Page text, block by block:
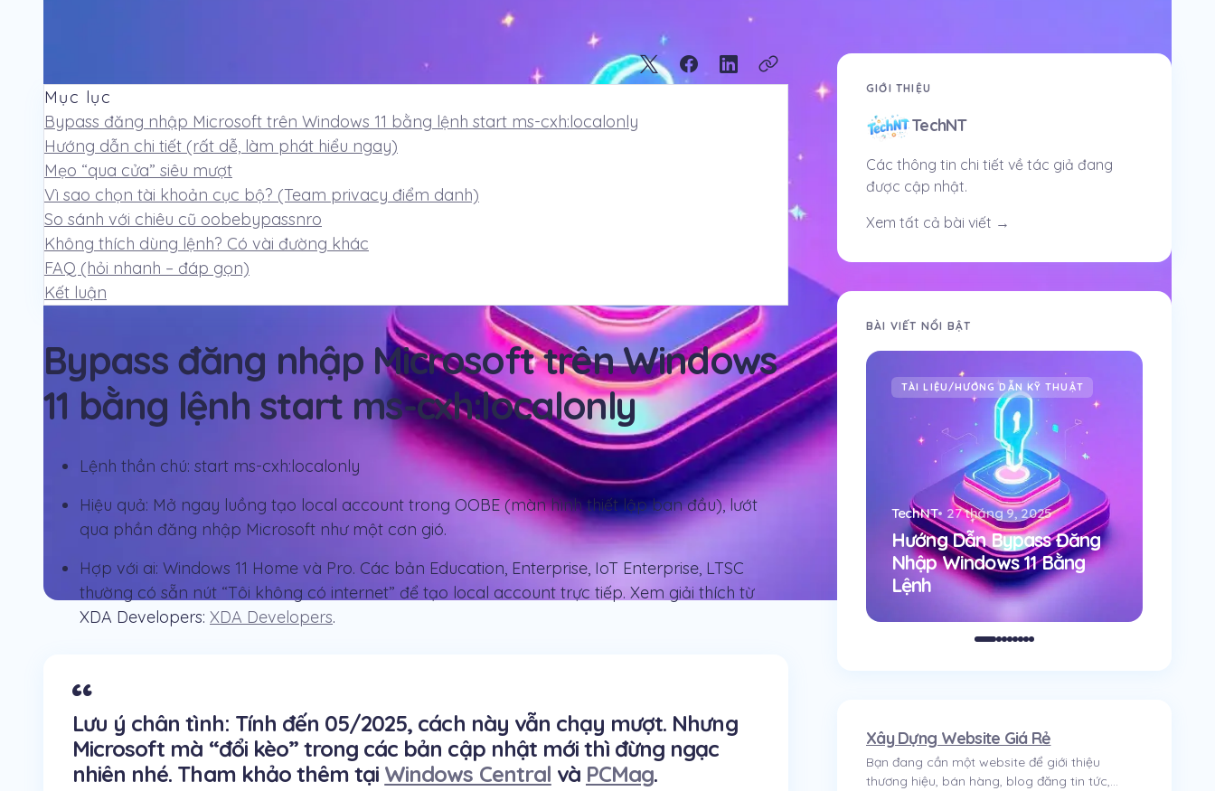
Mục lục
Bypass đăng nhập Microsoft trên Windows 11 bằng lệnh start ms-cxh:localonly
Hướng dẫn chi tiết (rất dễ, làm phát hiểu ngay)
Mẹo “qua cửa” siêu mượt
Vì sao chọn tài khoản cục bộ? (Team privacy điểm danh)
So sánh với chiêu cũ oobebypassnro
Không thích dùng lệnh? Có vài đường khác
FAQ (hỏi nhanh – đáp gọn)
Kết luận
Bypass đăng nhập Microsoft trên Windows
11 bằng lệnh start ms-cxh:localonly
Lệnh thần chú: start ms-cxh:localonly
Hiệu quả: Mở ngay luồng tạo local account trong OOBE (màn hình thiết lập ban đầu), lướt
qua phần đăng nhập Microsoft như một cơn gió.
Hợp với ai: Windows 11 Home và Pro. Các bản Education, Enterprise, IoT Enterprise, LTSC
thường có sẵn nút “Tôi không có internet” để tạo local account trực tiếp. Xem giải thích từ
XDA Developers: XDA Developers.
Lưu ý chân tình: Tính đến 05/2025, cách này vẫn chạy mượt. Nhưng
Microsoft mà “đổi kèo” trong các bản cập nhật mới thì đừng ngạc
nhiên nhé. Tham khảo thêm tại Windows Central và PCMag.
GIỚI THIỆU
TechNT
Các thông tin chi tiết về tác giả đang
được cập nhật.
Xem tất cả bài viết →
BÀI VIẾT NỔI BẬT
TÀI LIỆU/HƯỚNG DẪN KỸ THUẬT
Hướng Dẫn Bypass Đăng
Nhập Windows 11 Bằng
Lệnh
TechNT• 27 tháng 9, 2025
Xây Dựng Website Giá Rẻ
Bạn đang cần một website để giới thiệu
thương hiệu, bán hàng, blog đăng tin tức,...